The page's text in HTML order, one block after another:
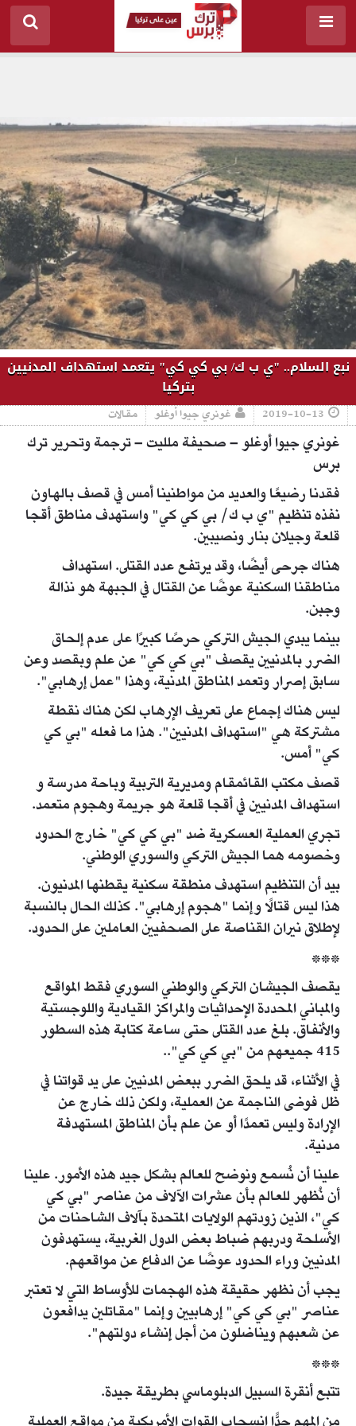
نبع السلام.. "ي ب ك/ بي كي كي" يتعمد استهداف المدنيين
بتركيا
2019-10-13 غونري جيوا أوغلو مقالات
غونري جيوا أوغلو – صحيفة ملليت – ترجمة وتحرير ترك
برس
فقدنا رضيعًا والعديد من مواطنينا أمس في قصف بالهاون
نفذه تنظيم "ي ب ك/ بي كي كي" واستهدف مناطق أقجا
قلعة وجيلان بنار ونصيبين.
هناك جرحى أيضًا، وقد يرتفع عدد القتلى. استهداف
مناطقنا السكنية عوضًا عن القتال في الجبهة هو نذالة
وجبن.
بينما يبدي الجيش التركي حرصًا كبيرًا على عدم إلحاق
الضرر بالمدنيين يقصف "بي كي كي" عن علم وبقصد وعن
سابق إصرار وتعمد المناطق المدنية، وهذا "عمل إرهابي".
ليس هناك إجماع على تعريف الإرهاب لكن هناك نقطة
مشتركة هي "استهداف المدنيين". هذا ما فعله "بي كي
كي" أمس.
قصف مكتب القائمقام ومديرية التربية وباحة مدرسة و
استهداف المدنيين في أقجا قلعة هو جريمة وهجوم متعمد.
تجري العملية العسكرية ضد "بي كي كي" خارج الحدود
وخصومه هما الجيش التركي والسوري الوطني.
بيد أن التنظيم استهدف منطقة سكنية يقطنها المدنيون.
هذا ليس قتالًا وإنما "هجوم إرهابي". كذلك الحال بالنسبة
لإطلاق نيران القناصة على الصحفيين العاملين على الحدود.
***
يقصف الجيشان التركي والوطني السوري فقط المواقع
والمباني المحددة الإحداثيات والمراكز القيادية واللوجستية
والأنفاق. بلغ عدد القتلى حتى ساعة كتابة هذه السطور
415 جميعهم من "بي كي كي"..
في الأثناء، قد يلحق الضرر ببعض المدنيين على يد قواتنا في
ظل فوضى الناجمة عن العملية، ولكن ذلك خارج عن
الإرادة وليس تعمدًا أو عن علم بأن المناطق المستهدفة
مدنية.
علينا أن نُسمع ونوضح للعالم بشكل جيد هذه الأمور. علينا
أن نُظهر للعالم بأن عشرات الآلاف من عناصر "بي كي
كي"، الذين زودتهم الولايات المتحدة بآلاف الشاحنات من
الأسلحة ودربهم ضباط بعض الدول الغربية، يستهدفون
المدنيين وراء الحدود عوضًا عن الدفاع عن مواقعهم.
يجب أن نظهر حقيقة هذه الهجمات للأوساط التي لا تعتبر
عناصر "بي كي كي" إرهابيين وإنما "مقاتلين يدافعون
عن شعبهم ويناضلون من أجل إنشاء دولتهم".
***
تتبع أنقرة السبيل الدبلوماسي بطريقة جيدة.